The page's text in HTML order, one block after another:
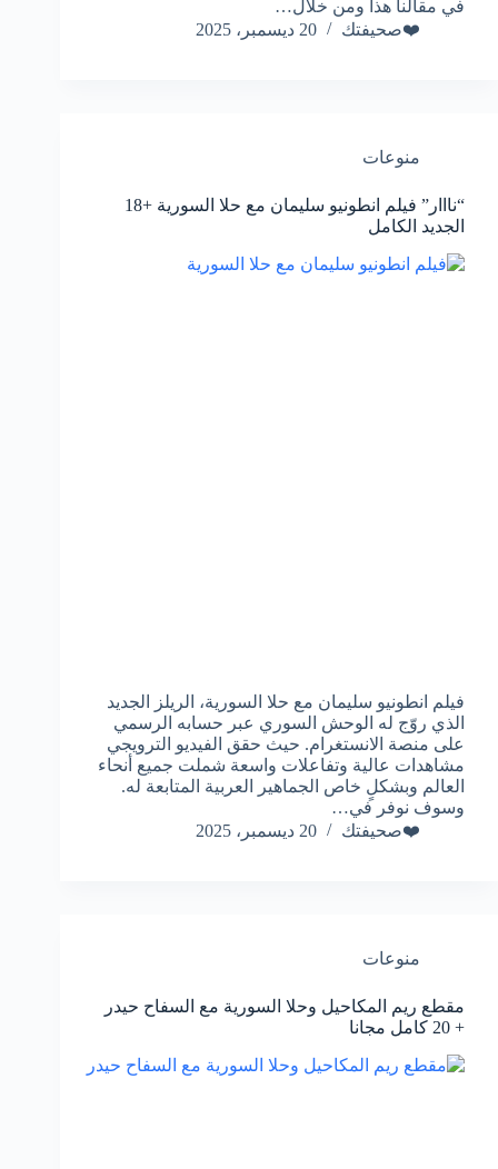
في مقالنا هذا ومن خلال…
❤️صحيفتك
20 ديسمبر، 2025
منوعات
“نااار” فيلم انطونيو سليمان مع حلا السورية +18
الجديد الكامل
فيلم انطونيو سليمان مع حلا السورية، الريلز الجديد
الذي روّج له الوحش السوري عبر حسابه الرسمي
على منصة الانستغرام. حيث حقق الفيديو الترويجي
مشاهدات عالية وتفاعلات واسعة شملت جميع أنحاء
العالم وبشكلٍ خاص الجماهير العربية المتابعة له.
وسوف نوفر في…
❤️صحيفتك
20 ديسمبر، 2025
منوعات
مقطع ريم المكاحيل وحلا السورية مع السفاح حيدر
+ 20 كامل مجانا